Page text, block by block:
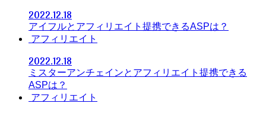
2022.12.18
アイフルとアフィリエイト提携できるASPは？
アフィリエイト
2022.12.18
ミスターアンチェインとアフィリエイト提携できる
ASPは？
アフィリエイト